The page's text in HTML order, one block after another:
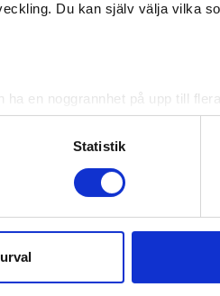
Du kan själv välja vilka
en noggrannhet på upp till
kännetecken
ställ in dina preferenser i
sådana identifierare och annan
med. Dessa kan i sin
Statistik